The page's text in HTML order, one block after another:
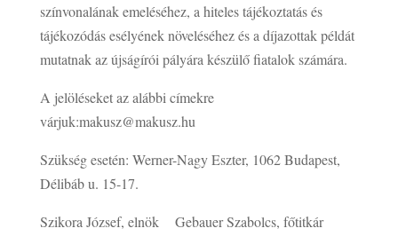
színvonalának emeléséhez, a hiteles tájékoztatás és
tájékozódás esélyének növeléséhez és a díjazottak példát
mutatnak az újságírói pályára készülő fiatalok számára.
A jelöléseket az alábbi címekre
várjuk:makusz@makusz.hu
Szükség esetén: Werner-Nagy Eszter, 1062 Budapest,
Délibáb u. 15-17.
Szikora József, elnök Gebauer Szabolcs, főtitkár